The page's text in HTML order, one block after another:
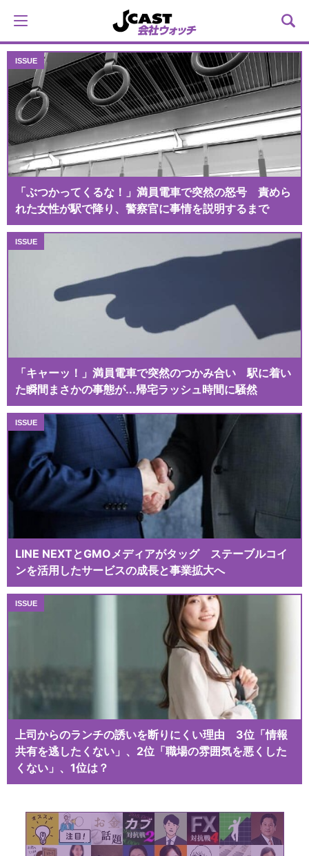
「ぶつかってくるな！」満員電車で突然の怒号 責めら
れた女性が駅で降り、警察官に事情を説明するまで
「キャーッ！」満員電車で突然のつかみ合い 駅に着い
た瞬間まさかの事態が...帰宅ラッシュ時間に騒然
LINE NEXTとGMOメディアがタッグ ステーブルコイ
ンを活用したサービスの成長と事業拡大へ
上司からのランチの誘いを断りにくい理由 3位「情報
共有を逃したくない」、2位「職場の雰囲気を悪くした
くない」、1位は？